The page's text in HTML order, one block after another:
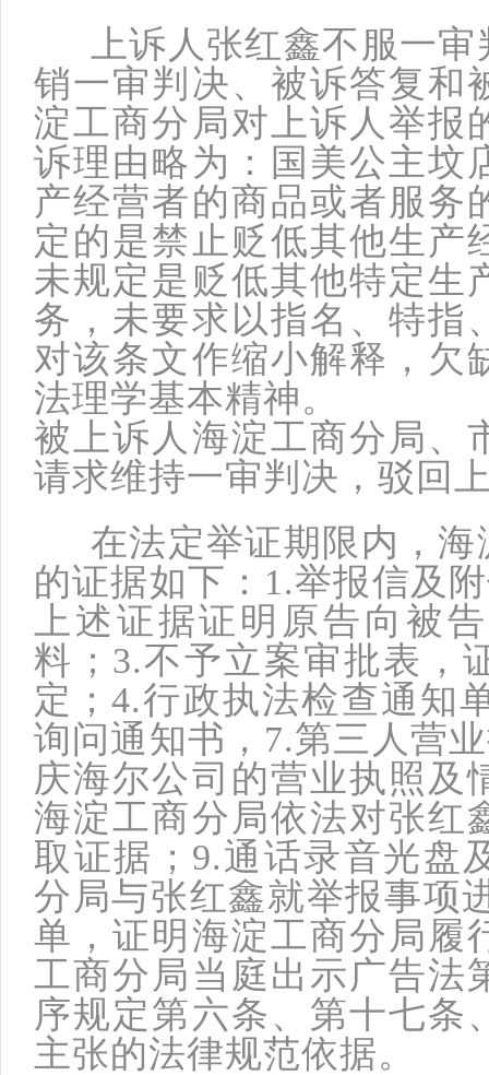
上诉人张红鑫不服一审
销一审判决、被诉答复和
淀工商分局对上诉人举报
诉理由略为：国美公主坟
产经营者的商品或者服务
定的是禁止贬低其他生产
未规定是贬低其他特定生
务，未要求以指名、特指
对该条文作缩小解释，欠
法理学基本精神。
被上诉人海淀工商分局、
请求维持一审判决，驳回
在法定举证期限内，海
的证据如下：1.举报信及
上述证据证明原告向被
料；3.不予立案审批表，
定；4.行政执法检查通知
询问通知书，7.第三人营
庆海尔公司的营业执照及
海淀工商分局依法对张红
取证据；9.通话录音光盘
分局与张红鑫就举报事项
单，证明海淀工商分局履
工商分局当庭出示广告法
序规定第六条、第十七条
主张的法律规范依据。